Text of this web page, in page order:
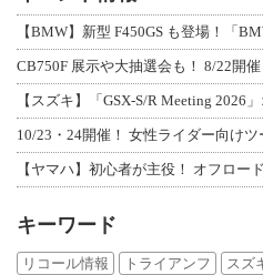
【BMW】新型 F450GS も登場！「
CB750F 展示や大抽選会も！ 8/22開
【スズキ】「GSX-S/R Meeting 2026
10/23・24開催！ 女性ライダー向け
【ヤマハ】初心者が主役！ オフロー
キーワード
リコール情報 トライアンフ スズ